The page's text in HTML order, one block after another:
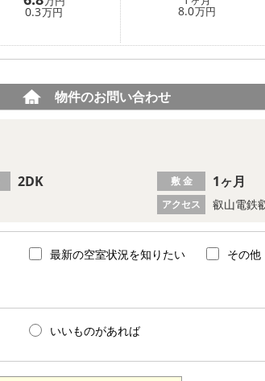
0.3万円 8.0万円
物件のお問い合わせ
アクセス 叡山電鉄
2DK 敷 金 1ヶ月
最新の空室状況を知りたい その他
いいものがあれば